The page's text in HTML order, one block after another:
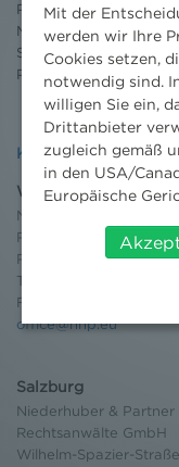
Publikationen
Moot Court
Stipendium
Pressebereich
Kontakt
Wien
Niederhuber & Partner
Rechtsanwälte GmbH
Reisnerstraße 53, 1030
T:
F: +43 1 513 21 24-300
office@nhp.eu
Salzburg
Niederhuber & Partner
Rechtsanwälte GmbH
Wilhelm-Spazier-
Mit der
werden wir Ihre
Cookies setzen,
notwendig sind.
willigen Sie ein,
Drittanbieter
zugleich gemäß
in den USA/
Europäische
insbesondere
Behörden, zu
werden können.
Einwilligung